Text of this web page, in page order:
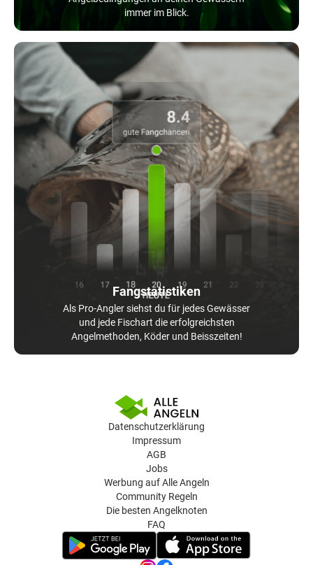
immer im Blick.
Fangstatistiken
Als Pro-Angler siehst du für jedes Gewässer
und jede Fischart die erfolgreichsten
Angelmethoden, Köder und Beisszeiten!
Datenschutzerklärung
Impressum
AGB
Jobs
Werbung auf Alle Angeln
Community Regeln
Die besten Angelknoten
FAQ